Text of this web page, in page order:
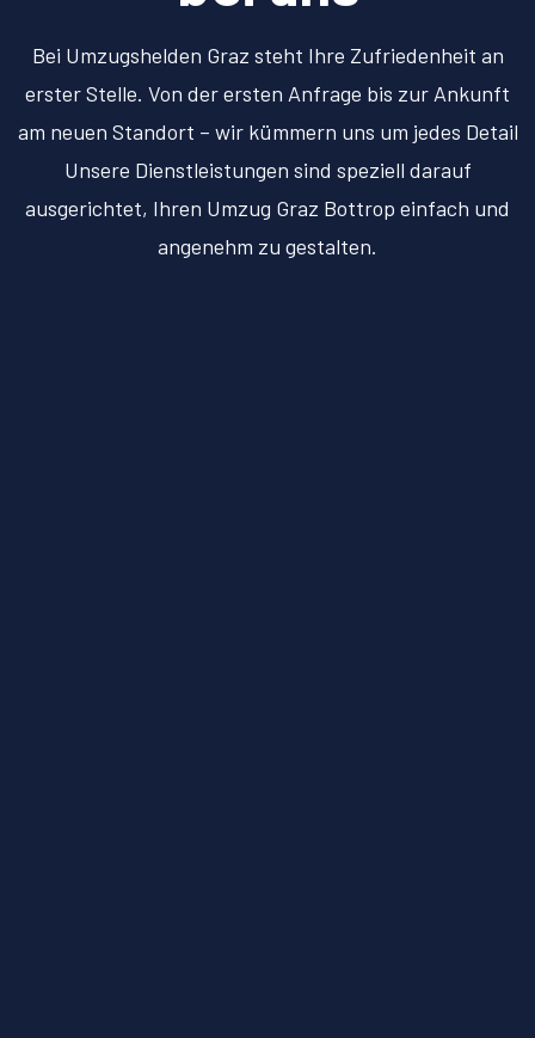
Bei Umzugshelden Graz steht Ihre Zufriedenheit an
erster Stelle. Von der ersten Anfrage bis zur Ankunft
am neuen Standort – wir kümmern uns um jedes Detail
Unsere Dienstleistungen sind speziell darauf
ausgerichtet, Ihren Umzug Graz Bottrop einfach und
angenehm zu gestalten.